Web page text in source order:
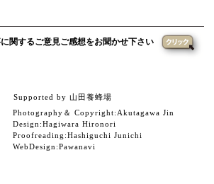
関するご意見ご感想をお聞かせ下さい
Supported by 山田養蜂場
Photography＆ Copyright: Akutagawa Jin
Design:Hagiwara Hironori
Proofreading:Hashiguchi Junichi
WebDesign:Pawanavi